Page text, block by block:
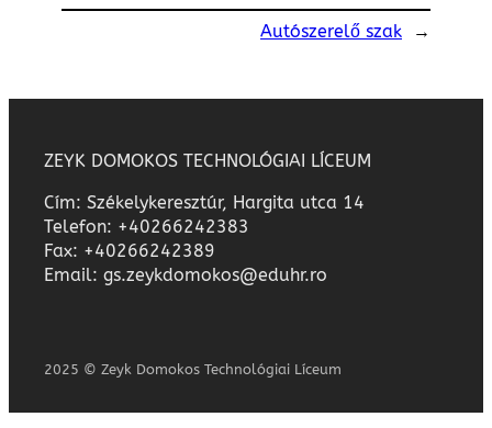
Autószerelő szak →
ZEYK DOMOKOS TECHNOLÓGIAI LÍCEUM
Cím: Székelykeresztúr, Hargita utca 14
Telefon: +40266242383
Fax: +40266242389
Email: gs.zeykdomokos@eduhr.ro
2025 © Zeyk Domokos Technológiai Líceum